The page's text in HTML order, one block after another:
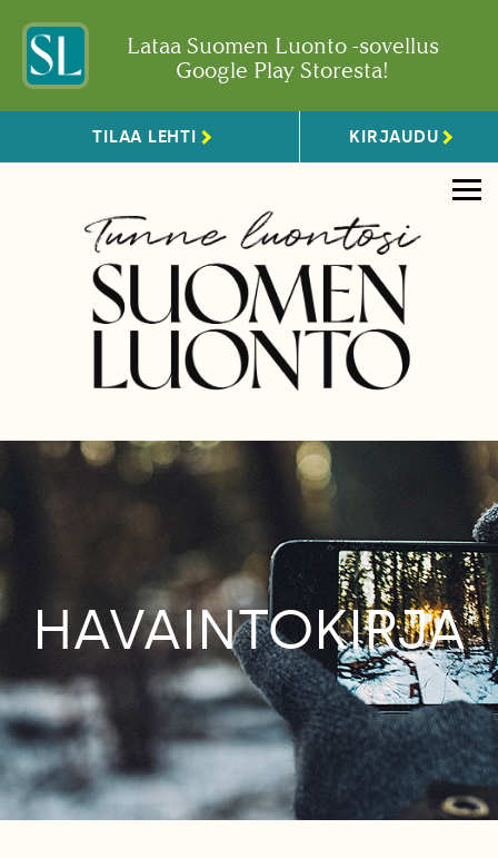
Lataa Suomen Luonto -sovellus
Google Play Storesta!
TILAA LEHTI KIRJAUDU
HAVAINTOKIRJA